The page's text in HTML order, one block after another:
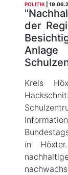
POLITIK
der
Kreis
in